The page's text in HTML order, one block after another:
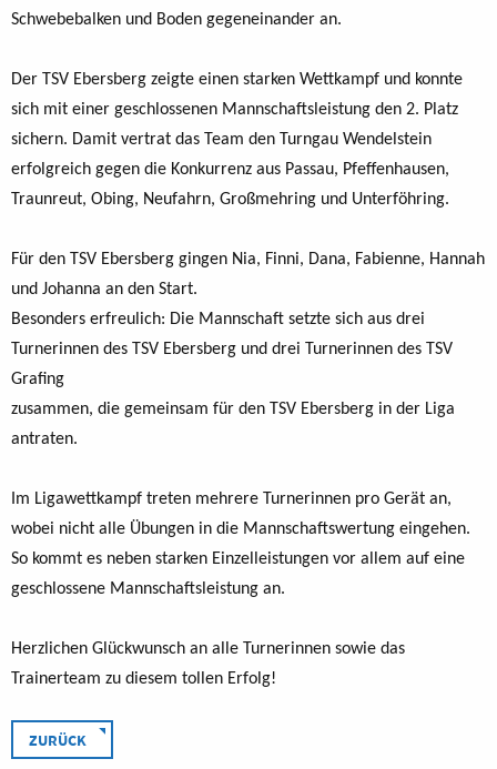
Schwebebalken und Boden gegeneinander an.
Der TSV Ebersberg zeigte einen starken Wettkampf und konnte
sich mit einer geschlossenen Mannschaftsleistung den 2. Platz
sichern. Damit vertrat das Team den Turngau Wendelstein
erfolgreich gegen die Konkurrenz aus Passau, Pfeffenhausen,
Traunreut, Obing, Neufahrn, Großmehring und Unterföhring.
Für den TSV Ebersberg gingen Nia, Finni, Dana, Fabienne, Hannah
und Johanna an den Start.
Besonders erfreulich: Die Mannschaft setzte sich aus drei
Turnerinnen des TSV Ebersberg und drei Turnerinnen des TSV
Grafing
zusammen, die gemeinsam für den TSV Ebersberg in der Liga
antraten.
Im Ligawettkampf treten mehrere Turnerinnen pro Gerät an,
wobei nicht alle Übungen in die Mannschaftswertung eingehen.
So kommt es neben starken Einzelleistungen vor allem auf eine
geschlossene Mannschaftsleistung an.
Herzlichen Glückwunsch an alle Turnerinnen sowie das
Trainerteam zu diesem tollen Erfolg!
ZURÜCK